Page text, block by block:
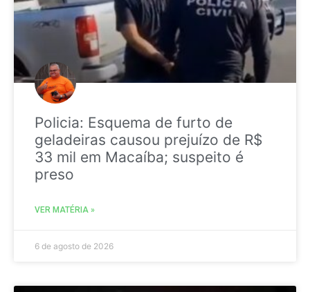
Policia: Esquema de furto de
geladeiras causou prejuízo de R$
33 mil em Macaíba; suspeito é
preso
VER MATÉRIA »
6 de agosto de 2026